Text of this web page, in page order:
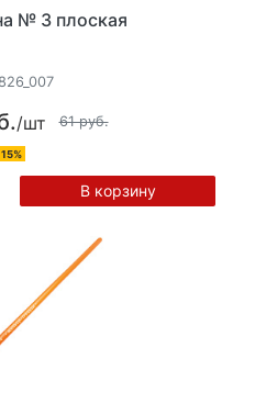
№ 3 плоская
/шт 61 руб.
15%
В корзину